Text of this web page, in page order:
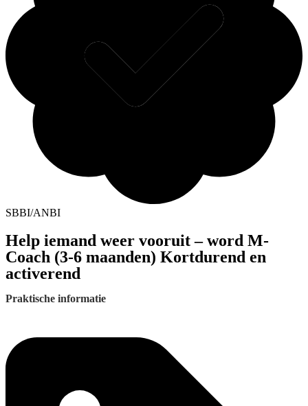
SBBI/ANBI
Help iemand weer vooruit – word M-
Coach (3-6 maanden) Kortdurend en
activerend
Praktische informatie